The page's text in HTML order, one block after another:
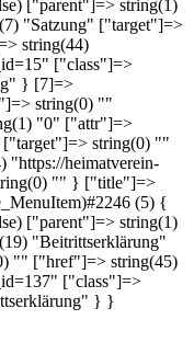
["parent"]=> string(1)
"Satzung" ["target"]=>
string(44)
["class"]=>
} [7]=>
string(0) ""
"0" ["attr"]=>
string(0) ""
heimatverein-
"" } ["title"]=>
(5) {
["parent"]=> string(1)
"Beitrittserklärung"
"" ["href"]=> string(45)
["class"]=>
} }